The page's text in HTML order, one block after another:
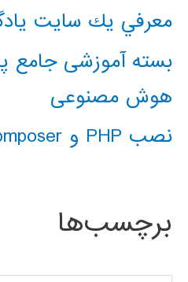
معرفي يك سايت
بسته آموزشی جامع
هوش مصنوعی
نصب PHP و composer در ویندوز 10
برچسب‌ها